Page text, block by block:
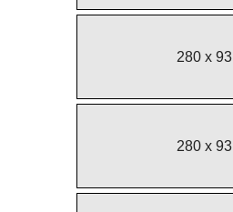
280 x 93
280 x 93